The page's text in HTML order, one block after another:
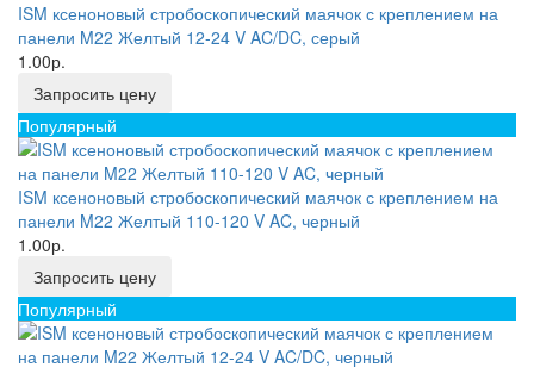
ISM ксеноновый стробоскопический маячок с креплением на
панели M22 Желтый 12-24 V AC/DC, серый
1.00р.
Запросить цену
Популярный
ISM ксеноновый стробоскопический маячок с креплением на
панели M22 Желтый 110-120 V AC, черный
1.00р.
Запросить цену
Популярный